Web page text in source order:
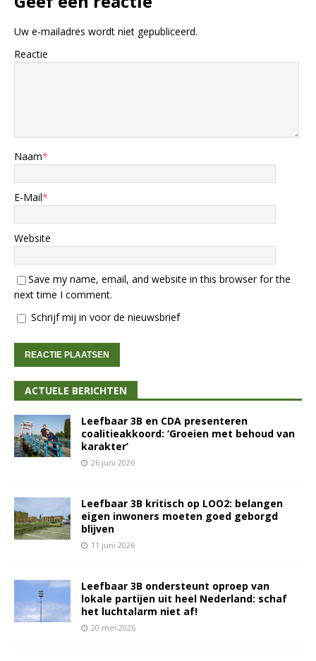
Uw e-mailadres wordt niet gepubliceerd.
Reactie
Naam*
E-Mail*
Website
Save my name, email, and website in this browser for the
next time I comment.
Schrijf mij in voor de nieuwsbrief
ACTUELE BERICHTEN
Leefbaar 3B en CDA presenteren
coalitieakkoord: ‘Groeien met behoud van
karakter’
26 juni 2026
Leefbaar 3B kritisch op LOO2: belangen
eigen inwoners moeten goed geborgd
blijven
11 juni 2026
Leefbaar 3B ondersteunt oproep van
lokale partijen uit heel Nederland: schaf
het luchtalarm niet af!
20 mei 2026